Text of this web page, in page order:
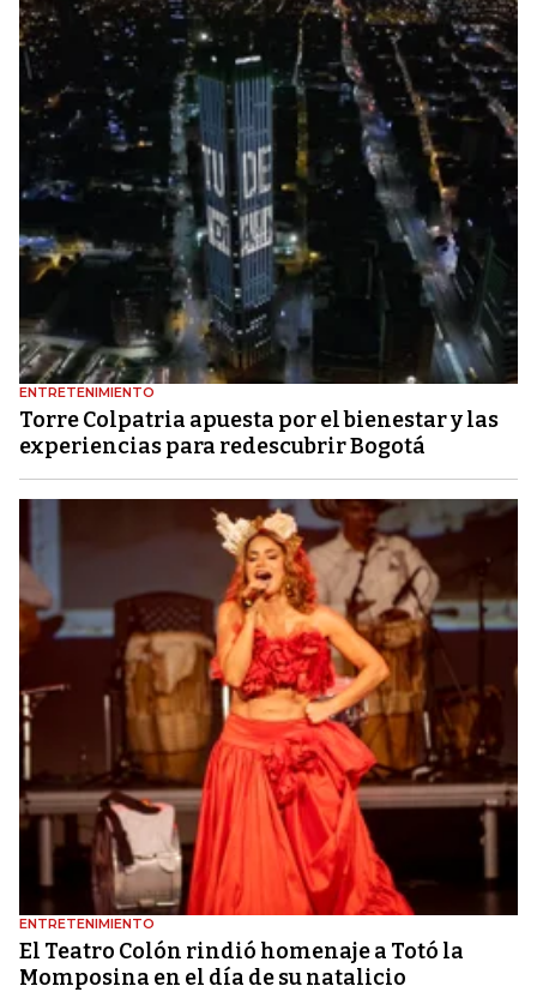
ENTRETENIMIENTO
Torre Colpatria apuesta por el bienestar y las
experiencias para redescubrir Bogotá
ENTRETENIMIENTO
El Teatro Colón rindió homenaje a Totó la
Momposina en el día de su natalicio